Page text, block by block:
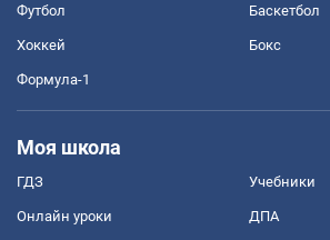
Футбол Баскетбол
Хоккей Бокс
Формула-1
Моя школа
ГДЗ Учебники
Онлайн уроки ДПА